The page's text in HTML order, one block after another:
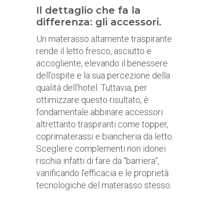
Il dettaglio che fa la
differenza: gli accessori.
Un materasso altamente traspirante
rende il letto fresco, asciutto e
accogliente, elevando il benessere
dell’ospite e la sua percezione della
qualità dell’hotel. Tuttavia, per
ottimizzare questo risultato, è
fondamentale abbinare accessori
altrettanto traspiranti come topper,
coprimaterassi e biancheria da letto.
Scegliere complementi non idonei
rischia infatti di fare da “barriera”,
vanificando l’efficacia e le proprietà
tecnologiche del materasso stesso.